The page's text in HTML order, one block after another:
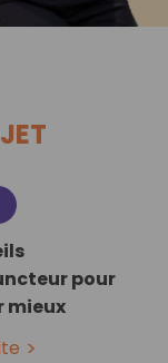
pour
mieux